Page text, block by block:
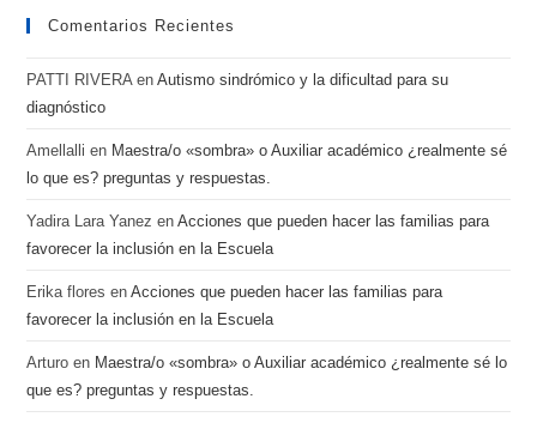
Comentarios Recientes
PATTI RIVERA enAutismo sindrómico y la dificultad para su
diagnóstico
Amellalli en Maestra/o «sombra» o Auxiliar académico ¿realmente sé
lo que es? preguntas y respuestas.
Yadira Lara Yanez enAcciones que pueden hacer las familias para
favorecer la inclusión en la Escuela
Erika flores enAcciones que pueden hacer las familias para
favorecer la inclusión en la Escuela
Arturo en Maestra/o «sombra» o Auxiliar académico ¿realmente sé lo
que es? preguntas y respuestas.